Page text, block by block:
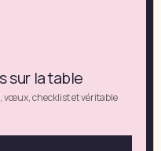
sur la table
vœux, checklist et véritable